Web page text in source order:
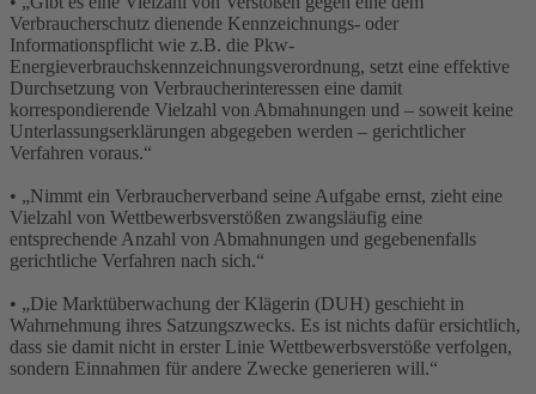
Verbraucherschutz dienende Kennzeichnungs- oder
Informationspflicht wie z.B. die Pkw-
Energieverbrauchskennzeichnungsverordnung, setzt eine effektive
Durchsetzung von Verbraucherinteressen eine damit
korrespondierende Vielzahl von Abmahnungen und – soweit keine
Unterlassungserklärungen abgegeben werden – gerichtlicher
Verfahren voraus.“
• „Nimmt ein Verbraucherverband seine Aufgabe ernst, zieht eine
Vielzahl von Wettbewerbsverstößen zwangsläufig eine
entsprechende Anzahl von Abmahnungen und gegebenenfalls
gerichtliche Verfahren nach sich.“
• „Die Marktüberwachung der Klägerin (DUH) geschieht in
Wahrnehmung ihres Satzungszwecks. Es ist nichts dafür ersichtlich,
dass sie damit nicht in erster Linie Wettbewerbsverstöße verfolgen,
sondern Einnahmen für andere Zwecke generieren will.“